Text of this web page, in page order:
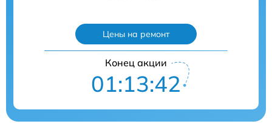
Цены на ремонт
Конец акции
01:13:41